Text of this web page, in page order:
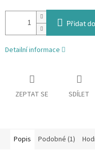
Přidat
Detailní informace
ZEPTAT SE SDÍLET
Popis Podobné (1)